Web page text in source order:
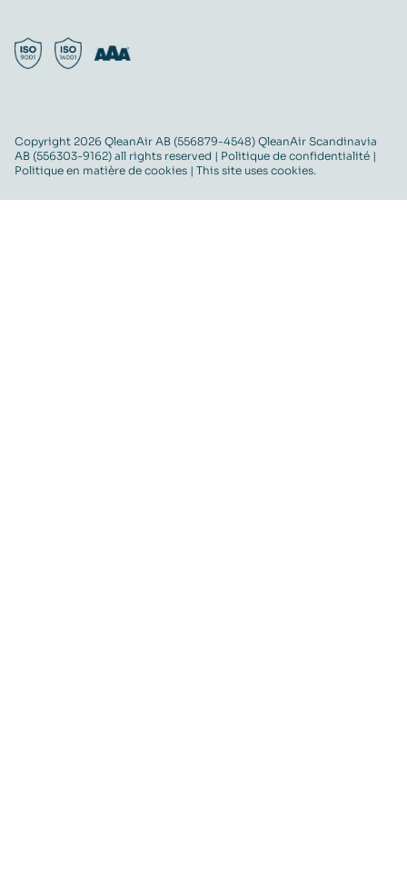
Copyright 2026 QleanAir AB (556879-4548) QleanAir Scandinavia
AB (556303-9162) all rights reserved | Politique de confidentialité |
Politique en matière de cookies | This site uses cookies.